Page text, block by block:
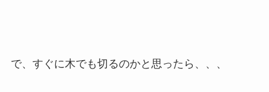
で、すぐに木でも切るのかと思ったら、、、